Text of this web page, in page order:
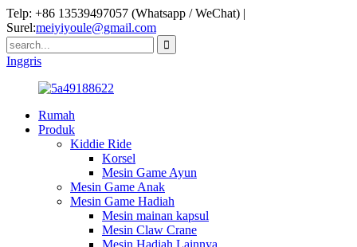
Telp: +86 13539497057 (Whatsapp / WeChat) |
Surel:meiyiyoule@gmail.com
Inggris
Rumah
Produk
Kiddie Ride
Korsel
Mesin Game Ayun
Mesin Game Anak
Mesin Game Hadiah
Mesin mainan kapsul
Mesin Claw Crane
Mesin Hadiah Lainnya